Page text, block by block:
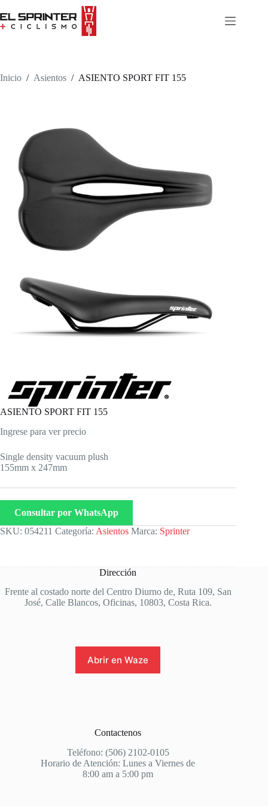
to
content
Inicio / Asientos / ASIENTO SPORT FIT 155
ASIENTO SPORT FIT 155
Ingrese para ver precio
Single density vacuum plush
155mm x 247mm
Consultar por WhatsApp
SKU: 054211 Categoría: Asientos Marca: Sprinter
Dirección
Frente al costado norte del Centro Diurno de, Ruta 109, San
José, Calle Blancos, Oficinas, 10803, Costa Rica.
Abrir en Waze
Contactenos
Teléfono: (506) 2102-0105
Horario de Atención: Lunes a Viernes de
8:00 am a 5:00 pm